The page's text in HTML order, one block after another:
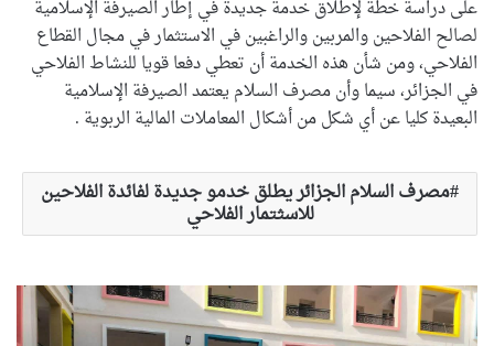
على دراسة خطة لإطلاق خدمة جديدة في إطار الصيرفة الإسلامية
لصالح الفلاحين والمربين والراغبين في الاستثمار في مجال القطاع
الفلاحي، ومن شأن هذه الخدمة أن تعطي دفعا قويا للنشاط الفلاحي
في الجزائر، سيما وأن مصرف السلام يعتمد الصيرفة الإسلامية
البعيدة كليا عن أي شكل من أشكال المعاملات المالية الربوية .
مصرف السلام الجزائر يطلق خدمو جديدة لفائدة الفلاحين
للاسثتمار الفلاحي